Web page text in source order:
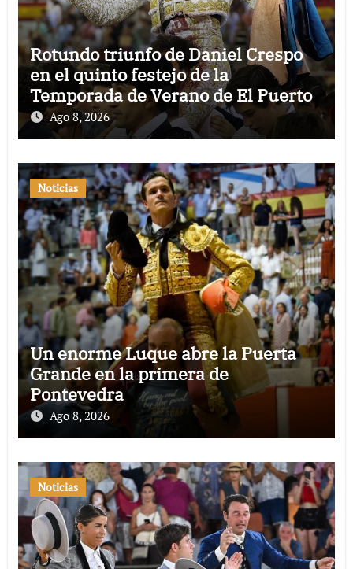
Rotundo triunfo de Daniel Crespo
en el quinto festejo de la
Temporada de Verano de El Puerto
Ago 8, 2026
Noticias
Un enorme Luque abre la Puerta
Grande en la primera de
Pontevedra
Ago 8, 2026
Noticias